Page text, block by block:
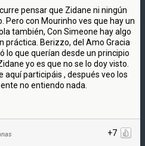
pensar que Zidane ni ningún
Pero con Mourinho ves que hay un
también, Con Simeone hay algo
práctica. Berizzo, del Amo Gracia
lo que querían desde un principio
yo es que no se lo doy visto.
aquí participáis , después veo los
no entiendo nada.
+7